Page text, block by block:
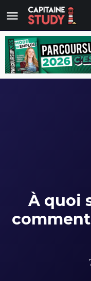
À quoi